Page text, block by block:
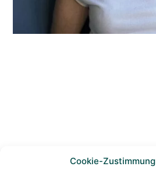
Cookie-Zustimmung